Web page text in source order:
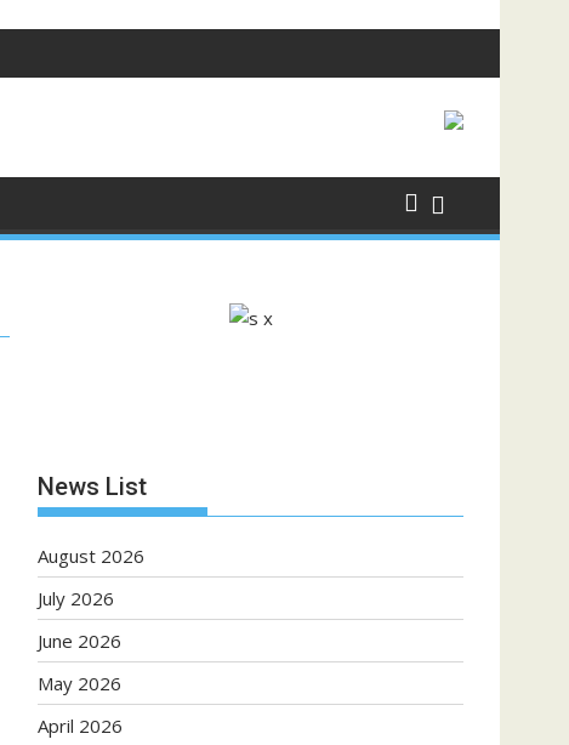
News List
August 2026
July 2026
June 2026
May 2026
April 2026